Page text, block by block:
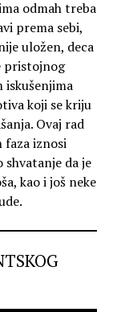
odmah treba
prema sebi,
uložen, deca
pristojnog
iskušenjima
koji se kriju
Ovaj rad
faza iznosi
da je
kao i još neke